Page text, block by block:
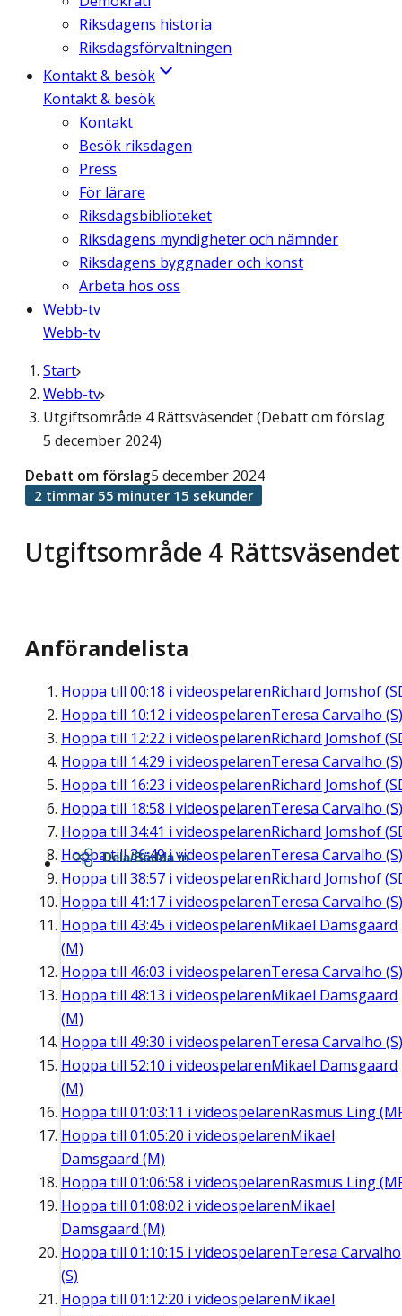
Riksdagens historia
Riksdagsförvaltningen
Kontakt & besök
Kontakt & besök
Kontakt
Besök riksdagen
Press
För lärare
Riksdagsbiblioteket
Riksdagens myndigheter och nämnder
Riksdagens byggnader och konst
Arbeta hos oss
Webb-tv
Webb-tv
Start
Webb-tv
Utgiftsområde 4 Rättsväsendet (Debatt om förslag
5 december 2024)
Utgiftsområde 4 Rättsväsendet
Debatt om förslag5 december 2024
2 timmar 55 minuter 15 sekunder
Anförandelista
Hoppa till 00:18 i videospelarenRichard Jomshof
Hoppa till 10:12 i videospelarenTeresa Carvalho (S)
Hoppa till 12:22 i videospelarenRichard Jomshof
Hoppa till 14:29 i videospelarenTeresa Carvalho (S)
Hoppa till 16:23 i videospelarenRichard Jomshof
Hoppa till 18:58 i videospelarenTeresa Carvalho (S)
Hoppa till 34:41 i videospelarenRichard Jomshof
Hoppa till36:49i videospelarenTeresa Carvalho (S)
Hoppa till 38:57 i videospelarenRichard Jomshof
Hoppa till 41:17 i videospelarenTeresa Carvalho (S)
Hoppa till 43:45 i videospelarenMikael Damsgaard
(M)
Hoppa till 46:03 i videospelarenTeresa Carvalho (S)
Hoppa till 48:13 i videospelarenMikael Damsgaard
(M)
Hoppa till 49:30 i videospelarenTeresa Carvalho (S)
Hoppa till 52:10 i videospelarenMikael Damsgaard
(M)
Hoppa till 01:03:11 i videospelarenRasmus Ling
Hoppa till 01:05:20 i videospelarenMikael
Damsgaard (M)
Hoppa till 01:06:58 i videospelarenRasmus Ling
Hoppa till 01:08:02 i videospelarenMikael
Damsgaard (M)
Hoppa till 01:10:15 i videospelarenTeresa Carvalho
(S)
Hoppa till 01:12:20 i videospelarenMikael
Dela/Bädda in